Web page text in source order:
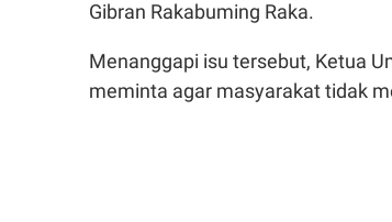
Gibran Rakabuming Raka.
Menanggapi isu tersebut, Ketua
meminta agar masyarakat tidak